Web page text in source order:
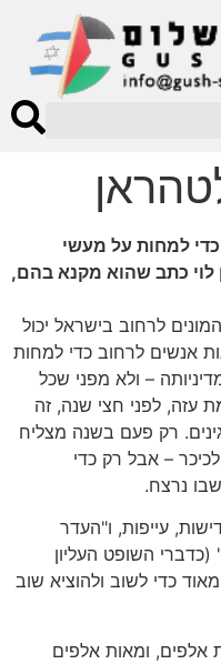
למחות על מעשי
כתב שהוא מקנא בהם,
לרחוב בישראל יכול
אנשים לרחוב כדי למחות
– ולא מפני שכל
עזה, לפני חצי שנה, זה
רק פעם בשנה מצליח
– אבל רק כדי
נרצח.
עייפות, ו"העדר
השופט העליון
כדי לשוב ולהוציא שוב
אלפים, ומאות אלפים